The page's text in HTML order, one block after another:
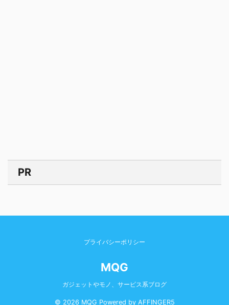
PR
プライバシーポリシー
MQG
ガジェットやモノ、サービス系ブログ
© 2026 MQG Powered by AFFINGER5